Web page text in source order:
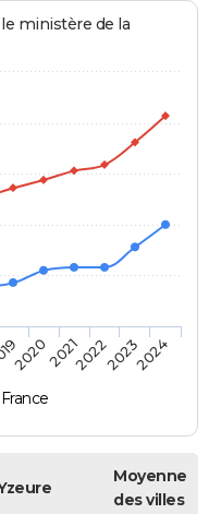
ministère de la
France
20202021202220232024
Moyenne
des villes